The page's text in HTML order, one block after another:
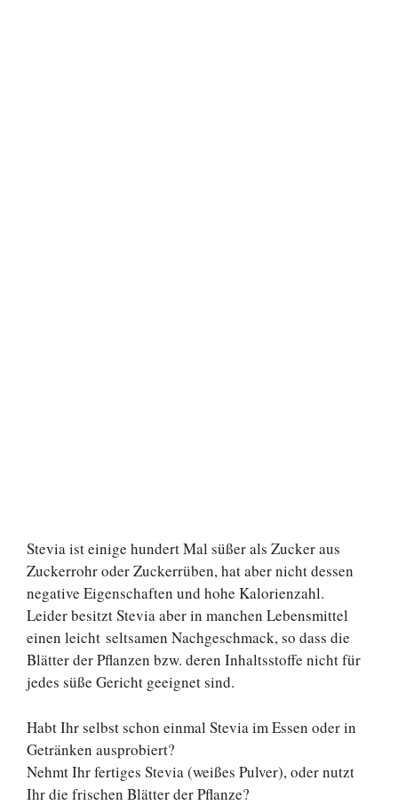
Stevia ist einige hundert Mal süßer als Zucker aus
Zuckerrohr oder Zuckerrüben, hat aber nicht dessen
negative Eigenschaften und hohe Kalorienzahl.
Leider besitzt Stevia aber in manchen Lebensmittel
einen leicht seltsamen Nachgeschmack, so dass die
Blätter der Pflanzen bzw. deren Inhaltsstoffe nicht für
jedes süße Gericht geeignet sind.
Habt Ihr selbst schon einmal Stevia im Essen oder in
Getränken ausprobiert?
Nehmt Ihr fertiges Stevia (weißes Pulver), oder nutzt
Ihr die frischen Blätter der Pflanze?